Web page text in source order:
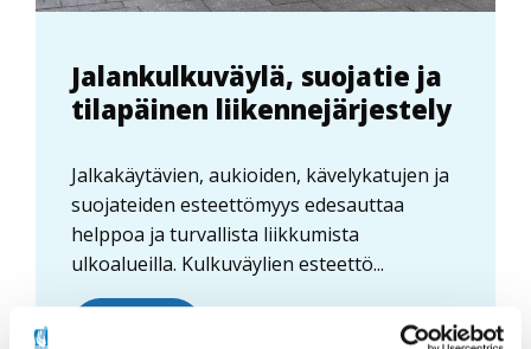
Jalankulkuväylä, suojatie ja
tilapäinen liikennejärjestely
Jalkakäytävien, aukioiden, kävelykatujen ja
suojateiden esteettömyys edesauttaa
helppoa ja turvallista liikkumista
ulkoalueilla. Kulkuväylien esteettö...